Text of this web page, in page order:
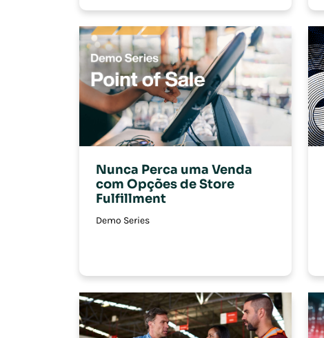
Nunca Perca uma Venda
com Opções de Store
Fulfillment
Demo Series